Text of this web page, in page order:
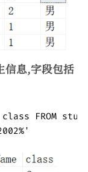
信息,字段包括
class FROM